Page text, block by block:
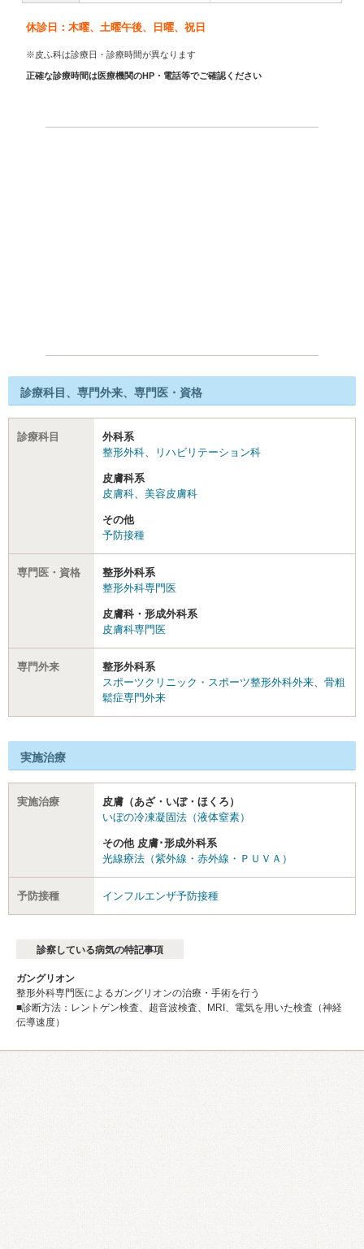
休診日：木曜、土曜午後、日曜、祝日
※皮ふ科は診療日・診療時間が異なります
正確な診療時間は医療機関のHP・電話等でご確認ください
診療科目、専門外来、専門医・資格
診療科目
外科系
整形外科
リハビリテーション科
皮膚科系
皮膚科
美容皮膚科
その他
予防接種
専門医・資格
整形外科系
整形外科専門医
皮膚科・形成外科系
皮膚科専門医
専門外来
整形外科系
スポーツクリニック・スポーツ整形外科外来
骨粗
鬆症専門外来
実施治療
実施治療
皮膚（あざ・いぼ・ほくろ）
いぼの冷凍凝固法（液体窒素）
その他 皮膚･形成外科系
光線療法（紫外線・赤外線・ＰＵＶＡ）
予防接種 インフルエンザ予防接種
診察している病気の特記事項
ガングリオン
整形外科専門医によるガングリオンの治療・手術を行う
■診断方法：レントゲン検査、超音波検査、MRI、電気を用いた検査（神経
伝導速度）